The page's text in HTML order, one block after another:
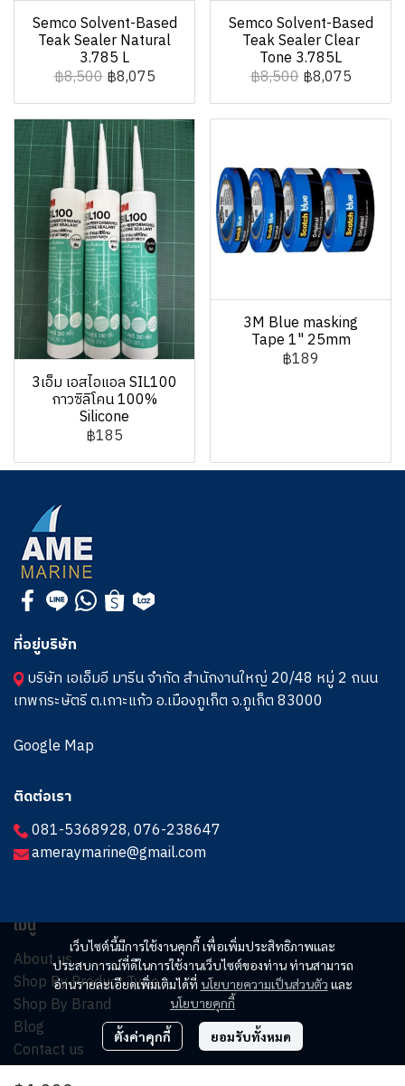
Semco Solvent-Based
Teak Sealer Natural
3.785 L
฿8,500 ฿8,075
Semco Solvent-Based
Teak Sealer Clear
Tone 3.785L
฿8,500 ฿8,075
3เอ็ม เอสไอแอล SIL100
กาวซิลิโคน 100%
Silicone
฿185
3M Blue masking
Tape 1" 25mm
฿189
เว็บไซต์นี้มีการใช้งานคุกกี้ เพื่อเพิ่มประสิทธิภาพและ
ประสบการณ์ที่ดีในการใช้งานเว็บไซต์ของท่าน ท่านสามารถ
อ่านรายละเอียดเพิ่มเติมได้ที่ นโยบายความเป็นส่วนตัว และ
นโยบายคุกกี้
ตั้งค่าคุกกี้ ยอมรับทั้งหมด
ที่อยู่บริษัท
บริษัท เอเอ็มอี มารีน จำกัด สำนักงานใหญ่ 20/48 หมู่ 2 ถนน
เทพกระษัตรี ต.เกาะแก้ว อ.เมืองภูเก็ต จ.ภูเก็ต 83000
Google Map
ติดต่อเรา
081-5368928,076-238647
ameraymarine@gmail.com
เมนู
About us
Shop By Product Type
Shop By Brand
Blog
Contact us